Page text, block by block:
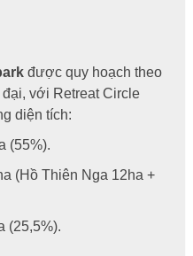
được quy hoạch theo
đại, với Retreat Circle
diện tích:
(55%).
(Hồ Thiên Nga 12ha +
(25,5%).